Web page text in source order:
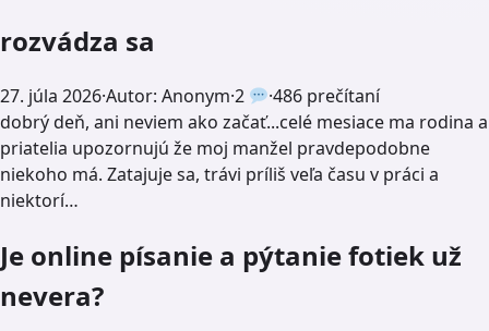
rozvádza sa
27. júla 2026·Autor: Anonym·2 ·486 prečítaní
dobrý deň, ani neviem ako začať...celé mesiace ma rodina a
priatelia upozornujú že moj manžel pravdepodobne
niekoho má. Zatajuje sa, trávi príliš veľa času v práci a
niektorí…
Je online písanie a pýtanie fotiek už
nevera?